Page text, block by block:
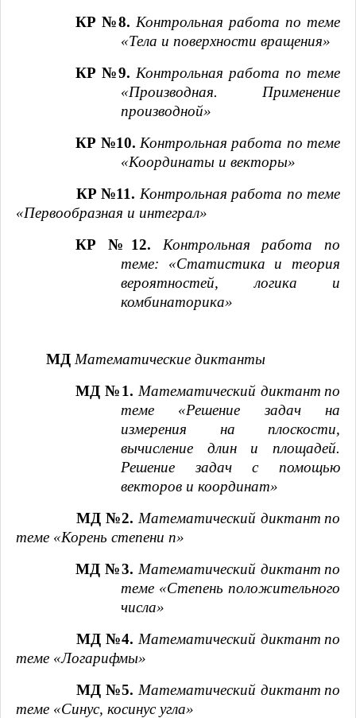
КР №8. Контрольная работа по теме
«Тела и поверхности вращения»
КР №9. Контрольная работа по теме
«Производная. Применение
производной»
КР №10. Контрольная работа по теме
«Координаты и векторы»
КР №11. Контрольная работа по теме
«Первообразная и интеграл»
КР №12. Контрольная работа по
теме: «Статистика и теория
вероятностей, логика и
комбинаторика»
МД Математические диктанты
МД №1. Математический диктант по
теме «Решение задач на
измерения на плоскости,
вычисление длин и площадей.
Решение задач с помощью
векторов и координат»
МД №2. Математический диктант по
теме «Корень степени n»
МД №3. Математический диктант по
теме «Степень положительного
числа»
МД №4. Математический диктант по
теме «Логарифмы»
МД №5. Математический диктант по
теме «Синус, косинус угла»